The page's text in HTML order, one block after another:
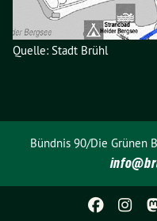
Quelle: Stadt Brühl
Bündnis 90/Die Grünen
info@